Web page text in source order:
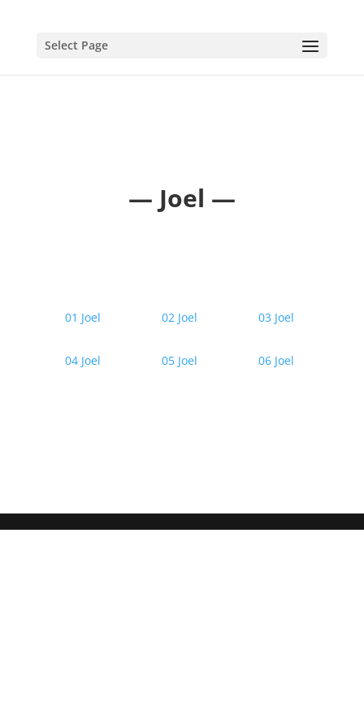
Select Page
— Joel —
01 Joel
04 Joel
02 Joel
05 Joel
03 Joel
06 Joel